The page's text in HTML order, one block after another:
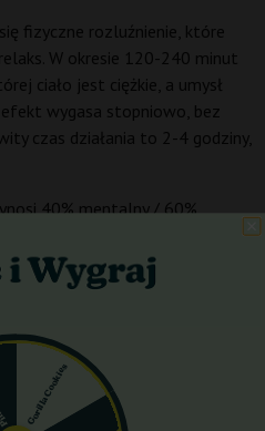
fizyczne rozluźnienie, które
W okresie 120-240 minut
ciało jest ciężkie, a umysł
efekt wygasa stopniowo, bez
czas działania to 2-4 godziny,
40% mentalny / 60%
działania jest wysoki (7/10),
jest umiarkowane (5/10),
i skupienie, ale nie daje energii
obniżona (skupienie na
rozproszona, jednak w
kreatywność.
Gorilla Cookies